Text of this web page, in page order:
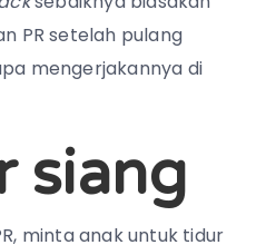
PR setelah pulang
mengerjakannya di
siang
minta anak untuk tidur